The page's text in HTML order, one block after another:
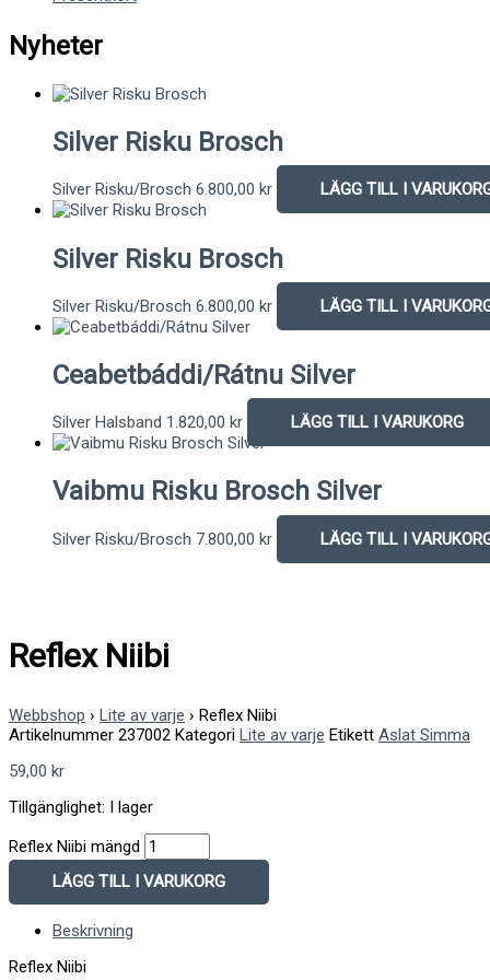
Nyheter
Silver Risku Brosch
Silver Risku/Brosch 6.800,00 kr LÄGG TILL I
Silver Risku Brosch
Silver Risku/Brosch 6.800,00 kr LÄGG TILL I
Ceabetbáddi/Rátnu Silver
Silver Halsband 1.820,00 kr LÄGG TILL I VARUKORG
Vaibmu Risku Brosch Silver
Silver Risku/Brosch 7.800,00 kr LÄGG TILL I
Reflex Niibi
Webbshop › Lite av varje › Reflex Niibi
Artikelnummer 237002 Kategori Lite av varje Etikett Aslat Simma
59,00 kr
Tillgänglighet:
I lager
Reflex Niibi mängd
LÄGG TILL I VARUKORG
Beskrivning
Reflex Niibi